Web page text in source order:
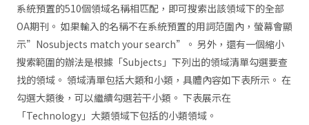
系統預置的510個領域名稱相匹配，即可搜索出該領域下的全部
OA期刊。 如果輸入的名稱不在系統預置的用詞范圍內，螢幕會顯
示”Nosubjects match your search”。 另外，還有一個縮小
搜索範圍的辦法是根據「Subjects」下列出的領域清單勾選要查
找的領域。 領域清單包括大類和小類，具體內容如下表所示。 在
勾選大類後，可以繼續勾選若干小類。 下表展示在
「Technology」大類領域下包括的小類領域。